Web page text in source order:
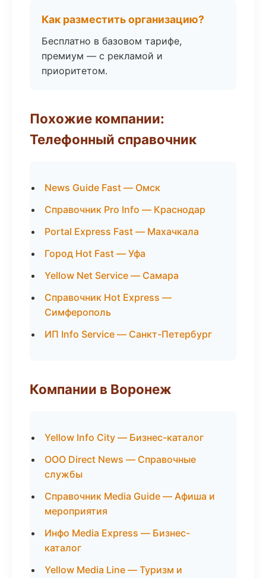
Как разместить организацию?
Бесплатно в базовом тарифе,
премиум — с рекламой и
приоритетом.
Похожие компании:
Телефонный справочник
News Guide Fast — Омск
Справочник Pro Info — Краснодар
Portal Express Fast — Махачкала
Город Hot Fast — Уфа
Yellow Net Service — Самара
Справочник Hot Express —
Симферополь
ИП Info Service — Санкт-Петербург
Компании в Воронеж
Yellow Info City — Бизнес-каталог
ООО Direct News — Справочные
службы
Справочник Media Guide — Афиша и
мероприятия
Инфо Media Express — Бизнес-
каталог
Yellow Media Line — Туризм и